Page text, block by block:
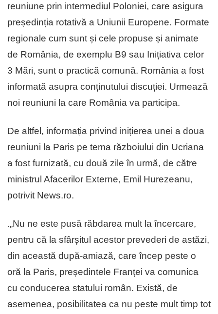
reuniune prin intermediul Poloniei, care asigura
președinția rotativă a Uniunii Europene. Formate
regionale cum sunt și cele propuse și animate
de România, de exemplu B9 sau Inițiativa celor
3 Mări, sunt o practică comună. România a fost
informată asupra conținutului discuției. Urmează
noi reuniuni la care România va participa.
De altfel, informația privind inițierea unei a doua
reuniuni la Paris pe tema războiului din Ucriana
a fost furnizată, cu două zile în urmă, de către
ministrul Afacerilor Externe, Emil Hurezeanu,
potrivit News.ro.
.„Nu ne este pusă răbdarea mult la încercare,
pentru că la sfârșitul acestor prevederi de astăzi,
din această după-amiază, care încep peste o
oră la Paris, președintele Franței va comunica
cu conducerea statului român. Există, de
asemenea, posibilitatea ca nu peste mult timp tot